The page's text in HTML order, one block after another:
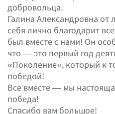
добровольца.
Галина Александровна от
себя лично благодарит
был вместе с нами! Он
что — это первый год
«Поколение», который к
победой!
Все вместе — мы
победа!
Спасибо вам большое!